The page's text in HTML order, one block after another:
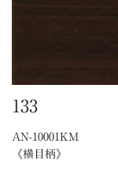
133
AN-10001KM
《横目柄》